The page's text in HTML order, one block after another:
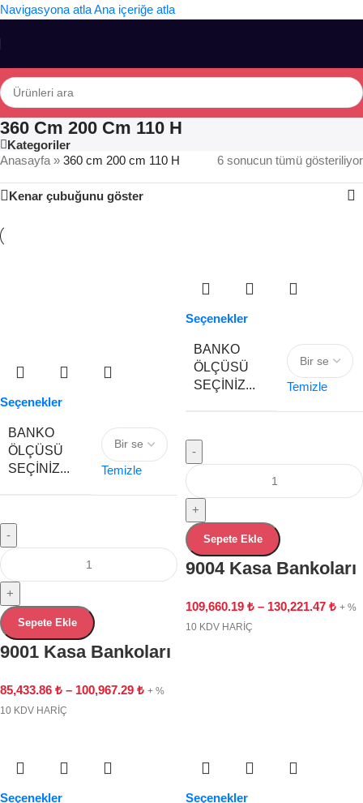
Navigasyona atlaAna içeriğe atla
360 Cm 200 Cm 110 H
Kategoriler
Anasayfa » 360 cm 200 cm 110 H 6 sonucun tümü gösteriliyor
Kenar çubuğunu göster
Seçenekler
BANKO
ÖLÇÜSÜ
SEÇINIZ...
Temizle
-
+
Sepete Ekle
9001 Kasa Bankoları
85,433.86 ₺ – 100,967.29 ₺ + %
10 KDV HARİÇ
Seçenekler
BANKO
ÖLÇÜSÜ
SEÇINIZ...
Temizle
-
+
Sepete Ekle
9004 Kasa Bankoları
109,660.19 ₺ – 130,221.47 ₺ + %
10 KDV HARİÇ
Seçenekler Seçenekler